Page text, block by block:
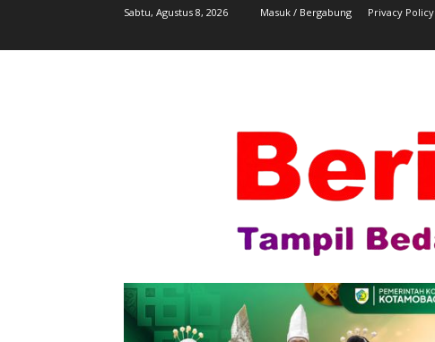
Sabtu, Agustus 8, 2026 Masuk / Bergabung Privacy Policy